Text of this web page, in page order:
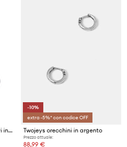
Polo Ralph Lauren portachiavi in pelle
-10%
extra -5%* con codice OFF
Twojeys orecchini in argento
Prezzo attuale:
88,99 €